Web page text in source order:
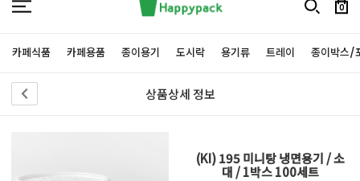
0
카페식품 카페용품 종이용기 도시락 용기류 트레이 종이박스/
상품상세 정보
(KI) 195 미니탕 냉면용기 / 소
대 / 1박스 100세트